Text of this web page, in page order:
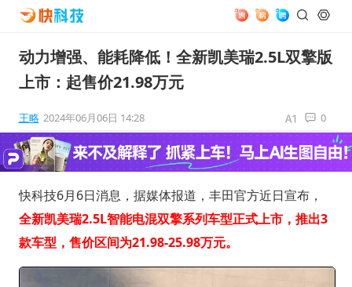
动力增强、能耗降低！全新凯美瑞2.5L双擎版
上市：起售价21.98万元
王略 2024年06月06日 14:28 0
快科技6月6日消息，据媒体报道，丰田官方近日宣布，
全新凯美瑞2.5L智能电混双擎系列车型正式上市，推出3
款车型，售价区间为21.98-25.98万元。